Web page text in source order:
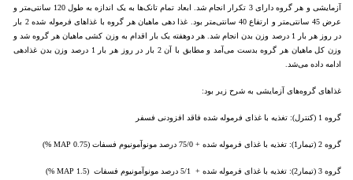
آزمایشی و هر گروه دارای 3 تکرار انجام شد. ابعاد تمام تانک‌ها به یک اندازه به طول 120 سانتی‌متر و
عرض 45 سانتی‌متر و ارتفاع 40 سانتی‌متر بود. غذا دهی ماهیان هر گروه با غذاهای فرموله شده 2 بار
در روز هر بار 1 درصد وزن بدن انجام شد. هر دوهفته یک بار اقدام به وزن کشی ماهیان هر گروه شد و
وزن کل ماهیان هر گروه بدست می‌آمد و مطابق با آن 2 بار در روز هر بار 1 درصد وزن بدن غذادهی
ادامه داده می‌شد.
غذاهای گروه‌های آزمایشی به شرح زیر بود:
گروه 1 (کنترل): تغذیه با غذای فرموله شده فاقد افزودنی فسفر
گروه 2 (تیمار1): تغذیه با غذای فرموله شده + 75/0 درصد مونوآمونیوم فسفات (MAP 0.75 %)
گروه 3 (تیمار2): تغذیه با غذای فرموله شده + 5/1 درصد مونوآمونیوم فسفات (MAP 1.5 %)